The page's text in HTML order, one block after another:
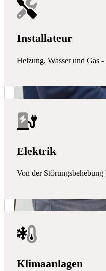
Installateur
Heizung, Wasser und Gas
Elektrik
Von der
Klimaanlagen